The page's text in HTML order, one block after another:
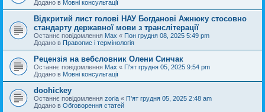
Додано в Мовні консультації
Відкритий лист голові НАУ Богданові Ажнюку стосовно
стандарту державної мови з транслітерації
Останнє повідомлення Max « Пон грудня 08, 2025 5:49 pm
Додано в Правопис і термінологія
Рецензія на вебсловник Олени Синчак
Останнє повідомлення Max « П'ят грудня 05, 2025 9:54 pm
Додано в Мовні консультації
doohickey
Останнє повідомлення zoria « П'ят грудня 05, 2025 2:48 am
Додано в Обговорення статей